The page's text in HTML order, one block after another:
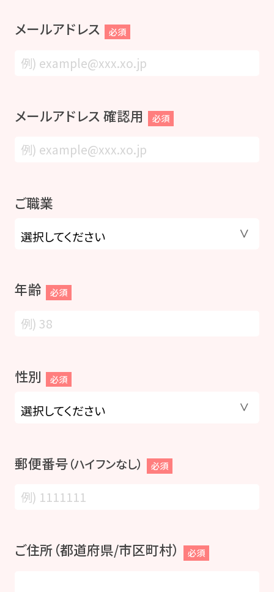
メールアドレス 必須
メールアドレス 確認用 必須
ご職業
年齢 必須
性別 必須
郵便番号（ハイフンなし） 必須
ご住所（都道府県/市区町村） 必須